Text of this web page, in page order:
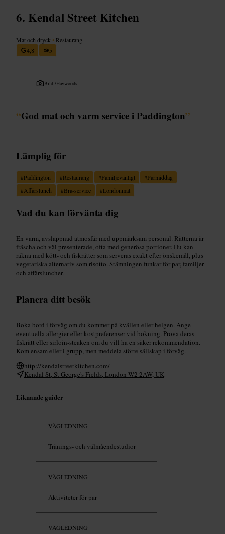
Kendal Street Kitchen
Mat och dryck • Restaurang
4,8
5
Bild /Havwoods
“God mat och varm service i Paddington”
Lämplig för
#Paddington #Restaurang #Familjevänligt #Parmiddag
#Affärslunch #Bra-service #Londonmat
Vad du kan förvänta dig
En varm, avslappnad atmosfär med uppmärksam personal. Rätterna är
fräscha och väl presenterade, ofta med generösa portioner. Du kan
räkna med kött- och fiskrätter som serveras exakt efter önskemål, plus
vegetariska alternativ som risotto. Stämningen funkar för par, familjer
och affärsluncher.
Planera ditt besök
Boka bord i förväg om du kommer på kvällen eller helgen. Ange
eventuella allergier eller kostpreferenser vid bokning. Prova deras
fiskrätt eller sirloin-steaken om du vill ha en säker rekommendation.
Kom ensam eller i grupp, men meddela större sällskap i förväg.
http://kendalstreetkitchen.com/
Kendal St, St George's Fields, London W2 2AW, UK
Liknande guider
VÄGLEDNING
Tränings- och välmåendestudior
VÄGLEDNING
Aktiviteter för par
VÄGLEDNING